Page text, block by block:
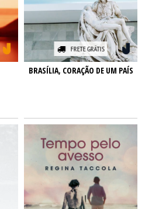
FRETE GRÁTIS
BRASÍLIA, CORAÇÃO DE UM PAÍS